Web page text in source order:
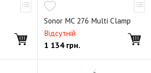
Sonor MC 276 Multi Clamp
Відсутній
1 134грн.